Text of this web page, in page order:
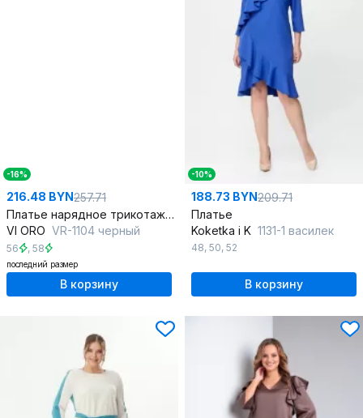
-16%
216.48 BYN257.71
Платье нарядное трикотажное с драпировками и запахом
VI ORO VR-1104 черный
56 , 58
последний размер
В корзину
-10%
188.73 BYN209.71
Платье
Koketka i K 1131-1 василек
48, 50, 52
В корзину